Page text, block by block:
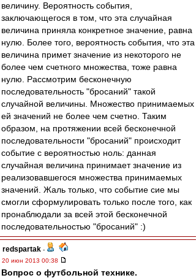
величину. Вероятность события,
заключающегося в том, что эта случайная
величина приняла конкретное значение, равна
нулю. Более того, вероятность события, что эта
величина примет значение из некоторого не
более чем счетного множества, тоже равна
нулю. Рассмотрим бесконечную
последовательность "бросаний" такой
случайной величины. Множество принимаемых
ей значений не более чем счетно. Таким
образом, на протяжении всей бесконечной
последовательности "бросаний" происходит
событие с вероятностью ноль: данная
случайная величина принимает значение из
реализовавшегося множества принимаемых
значений. Жаль только, что событие сие мы
смогли сформулировать только после того, как
пронаблюдали за всей этой бесконечной
последовательностью "бросаний" :)
redspartak -
20 июн 2013 00:38
Вопрос о футбольной технике.